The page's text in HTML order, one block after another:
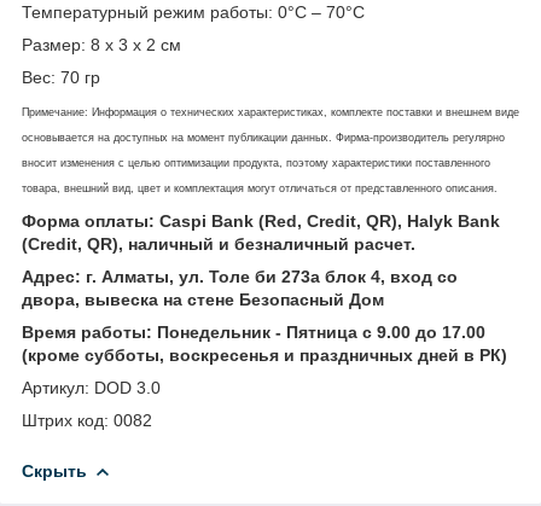
Температурный режим работы: 0°C – 70°C
Размер: 8 х 3 х 2 см
Вес: 70 гр
Примечание: Информация о технических характеристиках, комплекте поставки и внешнем виде
основывается на доступных на момент публикации данных. Фирма-производитель регулярно
вносит изменения с целью оптимизации продукта, поэтому характеристики поставленного
товара, внешний вид, цвет и комплектация могут отличаться от представленного описания.
Форма оплаты: Caspi Bank (Red, Credit, QR), Halyk Bank
(Credit, QR), наличный и безналичный расчет.
Адрес: г. Алматы, ул. Толе би 273а блок 4, вход со
двора, вывеска на стене Безопасный Дом
Время работы: Понедельник - Пятница с 9.00 до 17.00
(кроме субботы, воскресенья и праздничных дней в РК)
Артикул: DOD 3.0
Штрих код: 0082
Скрыть